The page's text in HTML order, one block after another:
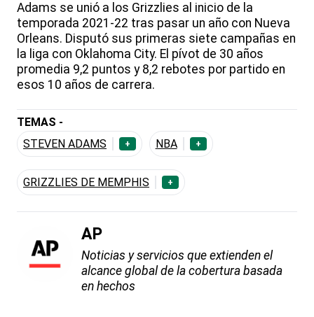
Adams se unió a los Grizzlies al inicio de la
temporada 2021-22 tras pasar un año con Nueva
Orleans. Disputó sus primeras siete campañas en
la liga con Oklahoma City. El pívot de 30 años
promedia 9,2 puntos y 8,2 rebotes por partido en
esos 10 años de carrera.
TEMAS -
STEVEN ADAMS
+ NBA +
GRIZZLIES DE MEMPHIS +
AP
Noticias y servicios que extienden el
alcance global de la cobertura basada
en hechos